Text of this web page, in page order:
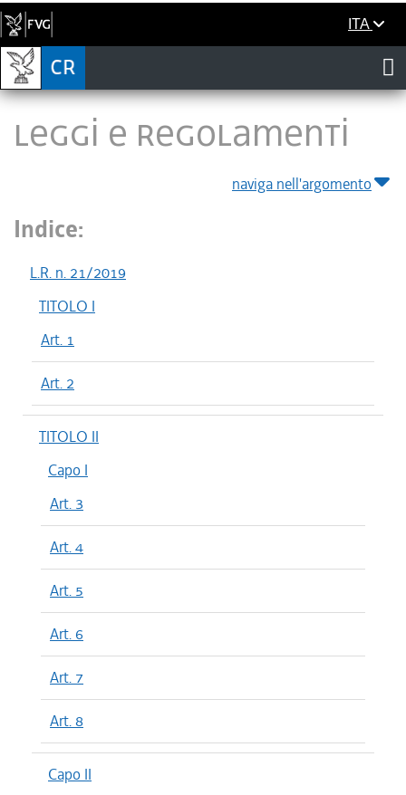
ITA
LEGGI E REGOLAMENTI
naviga nell'argomento
Indice:
L.R. n. 21/2019
TITOLO I
Art. 1
Art. 2
TITOLO II
Capo I
Art. 3
Art. 4
Art. 5
Art. 6
Art. 7
Art. 8
Capo II